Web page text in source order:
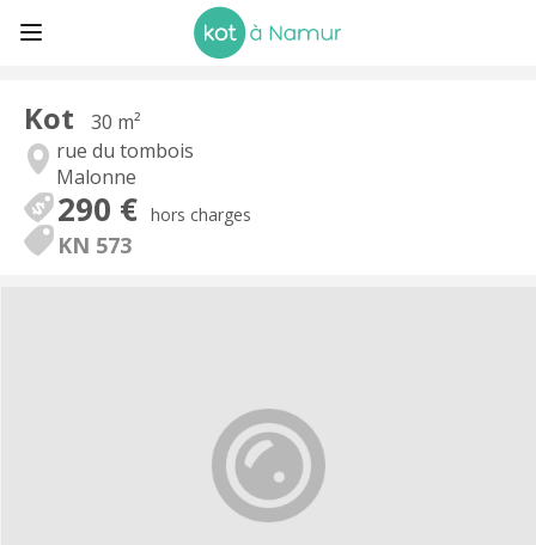
Kot
30 m²
rue du tombois
Malonne
290 € hors charges
KN 573